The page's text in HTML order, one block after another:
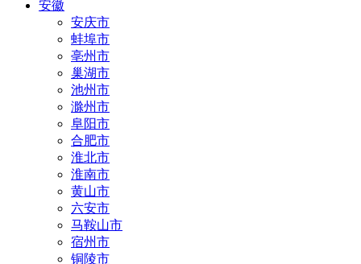
安徽
安庆市
蚌埠市
亳州市
巢湖市
池州市
滁州市
阜阳市
合肥市
淮北市
淮南市
黄山市
六安市
马鞍山市
宿州市
铜陵市